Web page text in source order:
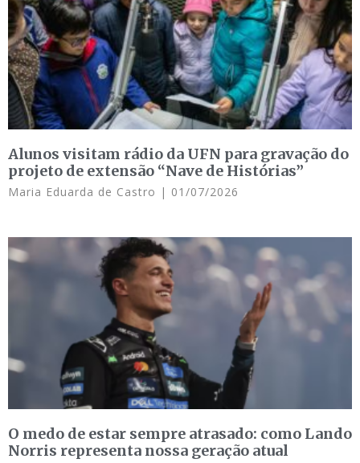
Alunos visitam rádio da UFN para gravação do
projeto de extensão “Nave de Histórias”
Maria Eduarda de Castro 01/07/2026
O medo de estar sempre atrasado: como Lando
Norris representa nossa geração atual